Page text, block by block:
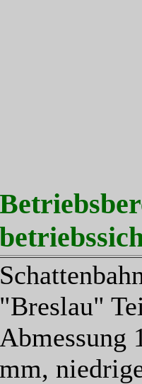
"Breslau"
Abmessung
mm,